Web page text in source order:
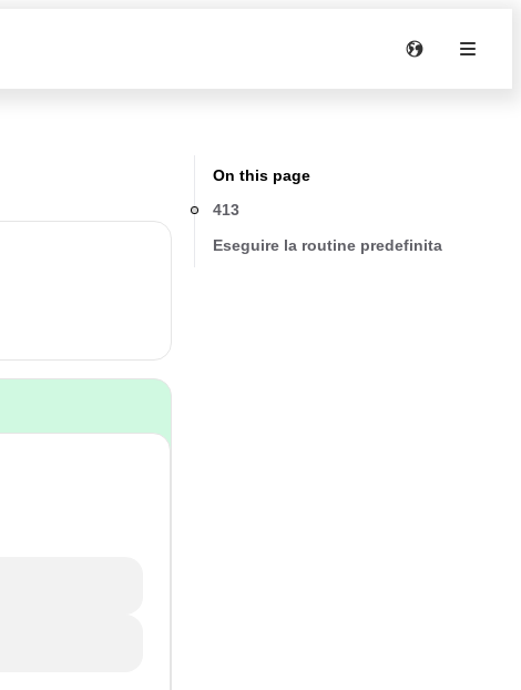
On this page
413
Eseguire la routine predefinita